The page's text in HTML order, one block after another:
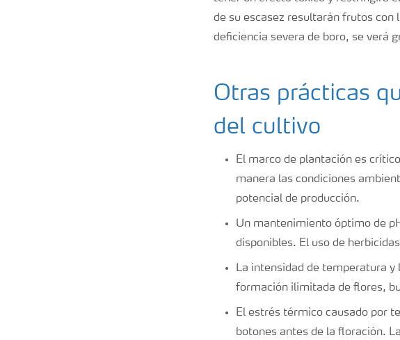
de su escasez resultarán frutos con
deficiencia severa de boro, se verá
Otras prácticas
del cultivo
El marco de plantación es
manera las condiciones
potencial de producción.
Un mantenimiento óptimo de
disponibles. El uso de
La intensidad de temperatura
formación ilimitada de flores,
El estrés térmico causado por
botones antes de la floración.